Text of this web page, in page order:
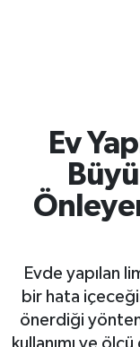
Ev
Evde yapılan
bir hata
önerdiği
kullanımı ve